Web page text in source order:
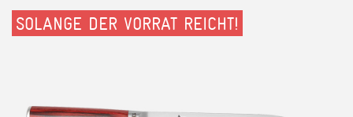
SOLANGE DER VORRAT REICHT!